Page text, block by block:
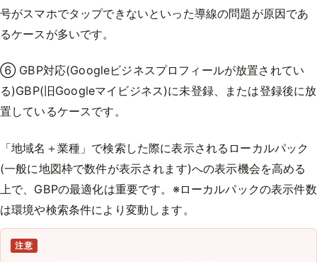
号がスマホでタップできないといった導線の問題が原因であ
るケースが多いです。
⑥ GBP対応(Googleビジネスプロフィールが放置されてい
る)GBP(旧Googleマイビジネス)に未登録、または登録後に放
置しているケースです。
「地域名＋業種」で検索した際に表示されるローカルパック
(一般に地図枠で数件が表示されます)への表示機会を高める
上で、GBPの最適化は重要です。※ローカルパックの表示件数
は環境や検索条件により変動します。
注意